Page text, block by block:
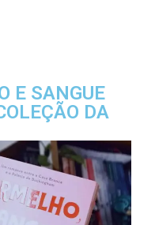
E SANGUE
DA